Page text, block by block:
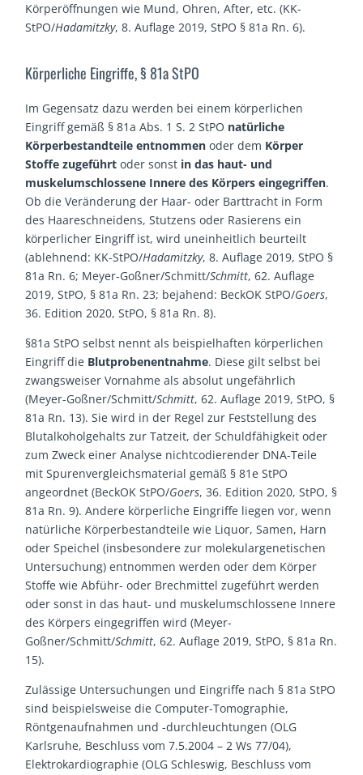
Körperöffnungen wie Mund, Ohren, After, etc. (KK-
StPO/Hadamitzky, 8. Auflage 2019, StPO § 81a Rn. 6).
Körperliche Eingriffe, § 81a StPO
Im Gegensatz dazu werden bei einem körperlichen
Eingriff gemäß § 81a Abs. 1 S. 2 StPO natürliche
Körperbestandteile entnommen oder dem Körper
Stoffe zugeführt oder sonst in das haut- und
muskelumschlossene Innere des Körpers eingegriffen.
Ob die Veränderung der Haar- oder Barttracht in Form
des Haareschneidens, Stutzens oder Rasierens ein
körperlicher Eingriff ist, wird uneinheitlich beurteilt
(ablehnend: KK-StPO/Hadamitzky, 8. Auflage 2019, StPO §
81a Rn. 6; Meyer-Goßner/Schmitt/Schmitt, 62. Auflage
2019, StPO, § 81a Rn. 23; bejahend: BeckOK StPO/Goers,
36. Edition 2020, StPO, § 81a Rn. 8).
§81a StPO selbst nennt als beispielhaften körperlichen
Eingriff die Blutprobenentnahme. Diese gilt selbst bei
zwangsweiser Vornahme als absolut ungefährlich
(Meyer-Goßner/Schmitt/Schmitt, 62. Auflage 2019, StPO, §
81a Rn. 13). Sie wird in der Regel zur Feststellung des
Blutalkoholgehalts zur Tatzeit, der Schuldfähigkeit oder
zum Zweck einer Analyse nichtcodierender DNA-Teile
mit Spurenvergleichsmaterial gemäß § 81e StPO
angeordnet (BeckOK StPO/Goers, 36. Edition 2020, StPO, §
81a Rn. 9). Andere körperliche Eingriffe liegen vor, wenn
natürliche Körperbestandteile wie Liquor, Samen, Harn
oder Speichel (insbesondere zur molekulargenetischen
Untersuchung) entnommen werden oder dem Körper
Stoffe wie Abführ- oder Brechmittel zugeführt werden
oder sonst in das haut- und muskelumschlossene Innere
des Körpers eingegriffen wird (Meyer-
Goßner/Schmitt/Schmitt, 62. Auflage 2019, StPO, § 81a Rn.
15).
Zulässige Untersuchungen und Eingriffe nach § 81a StPO
sind beispielsweise die Computer-Tomographie,
Röntgenaufnahmen und -durchleuchtungen (OLG
Karlsruhe, Beschluss vom 7.5.2004 – 2 Ws 77/04),
Elektrokardiographie (OLG Schleswig, Beschluss vom